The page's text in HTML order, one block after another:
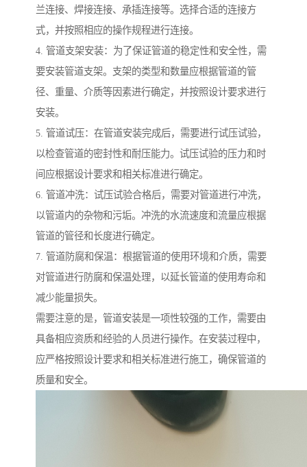
兰连接、焊接连接、承插连接等。选择合适的连接方
式，并按照相应的操作规程进行连接。
4. 管道支架安装：为了保证管道的稳定性和安全性，需
要安装管道支架。支架的类型和数量应根据管道的管
径、重量、介质等因素进行确定，并按照设计要求进行
安装。
5. 管道试压：在管道安装完成后，需要进行试压试验，
以检查管道的密封性和耐压能力。试压试验的压力和时
间应根据设计要求和相关标准进行确定。
6. 管道冲洗：试压试验合格后，需要对管道进行冲洗，
以管道内的杂物和污垢。冲洗的水流速度和流量应根据
管道的管径和长度进行确定。
7. 管道防腐和保温：根据管道的使用环境和介质，需要
对管道进行防腐和保温处理，以延长管道的使用寿命和
减少能量损失。
需要注意的是，管道安装是一项性较强的工作，需要由
具备相应资质和经验的人员进行操作。在安装过程中，
应严格按照设计要求和相关标准进行施工，确保管道的
质量和安全。